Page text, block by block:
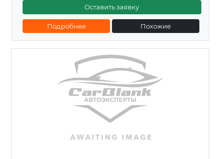
Оставить заявку
Подробнее Похожие